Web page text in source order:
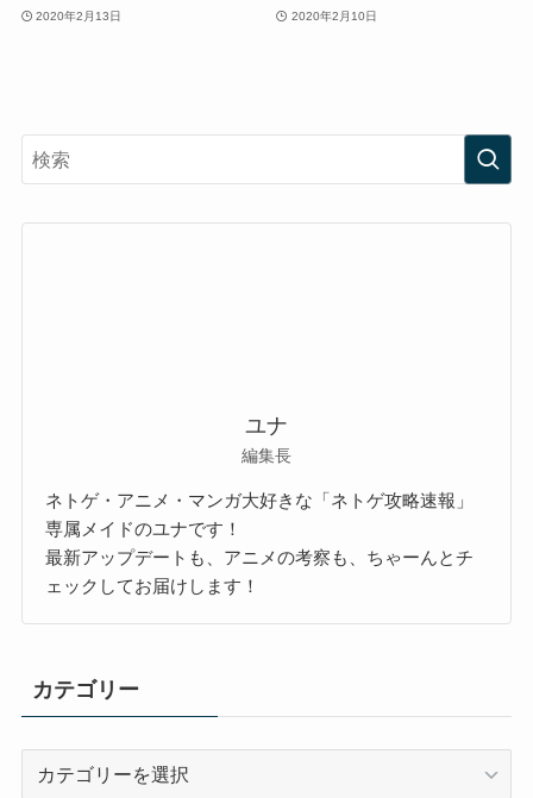
2020年2月13日 2020年2月10日
ユナ
編集長
ネトゲ・アニメ・マンガ大好きな「ネトゲ攻略速報」
専属メイドのユナです！
最新アップデートも、アニメの考察も、ちゃーんとチ
ェックしてお届けします！
カテゴリー